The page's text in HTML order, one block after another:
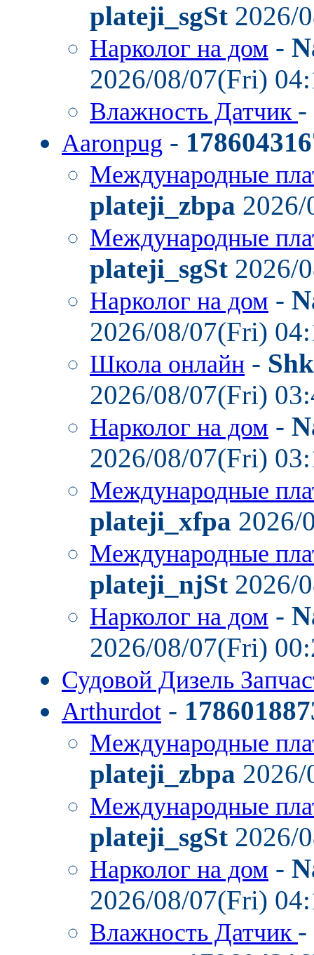
plateji_sgSt 2026/
Нарколог на дом -
2026/08/07(Fri)
Влажность Датчик -
Aaronpug -
Международные
plateji_zbpa
Международные
plateji_sgSt 2026/
Нарколог на дом -
2026/08/07(Fri)
Школа онлайн -
2026/08/07(Fri)
Нарколог на дом -
2026/08/07(Fri)
Международные
plateji_xfpa 2026/
Международные
plateji_njSt 2026/
Нарколог на дом -
2026/08/07(Fri)
Судовой Дизель
Arthurdot -
Международные
plateji_zbpa
Международные
plateji_sgSt 2026/
Нарколог на дом -
2026/08/07(Fri)
Влажность Датчик -